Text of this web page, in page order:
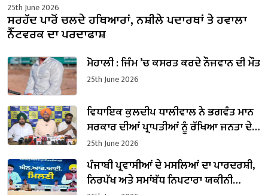
25th June 2026
ਸਰਹੱਦ ਪਾਰੋਂ ਚਲਦੇ ਹਥਿਆਰਾਂ, ਨਸ਼ੀਲੇ ਪਦਾਰਥਾਂ ਤੇ ਹਵਾਲਾ
ਨੈੱਟਵਰਕ ਦਾ ਪਰਦਾਫਾਸ਼
ਮੋਹਾਲੀ : ਜਿੰਮ ’ਚ ਕਸਰਤ ਕਰਦੇ ਨੌਜਵਾਨ ਦੀ ਮੌਤ
25th June 2026
ਵਿਧਾਇਕ ਕੁਲਦੀਪ ਧਾਲੀਵਾਲ ਨੇ ਭਗਵੰਤ ਮਾਨ
ਸਰਕਾਰ ਦੀਆਂ ਪ੍ਰਾਪਤੀਆਂ ਨੂੰ ਰੱਖਿਆ ਜਨਤਾ ਦੇ
ਸਾਹਮਣੇ
25th June 2026
ਪੰਜਾਬੀ ਪ੍ਰਵਾਸੀਆਂ ਦੇ ਮਸਲਿਆਂ ਦਾ ਪਾਰਦਰਸ਼ੀ,
ਨਿਰਪੱਖ ਅਤੇ ਸਮਾਂਬੱਧ ਨਿਪਟਾਰਾ ਯਕੀਨੀ